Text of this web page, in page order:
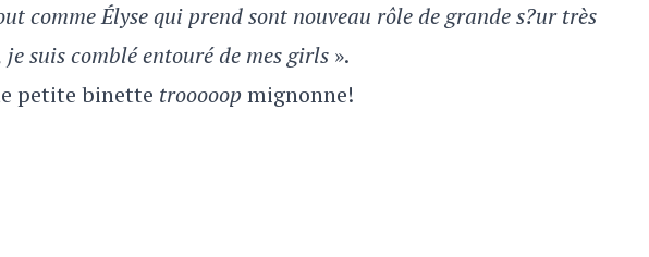
comme Élyse qui prend sont nouveau rôle de grande s?ur très
suis comblé entouré de mes girls ».
petite binette trooooopmignonne!